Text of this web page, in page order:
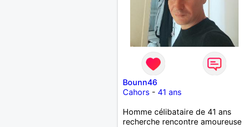
Bounn46
Cahors- 41 ans
Homme célibataire de 41 ans
recherche rencontre amoureuse